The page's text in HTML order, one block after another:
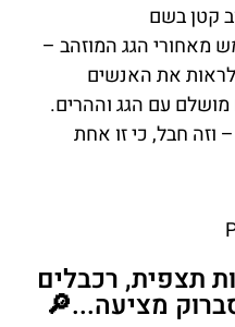
קטן בשם
מאחורי הגג המוזהב –
את האנשים
מושלם עם הגג וההרים.
חבל, כי זו אחת
תצפית, רכבלים
מציעה...🔎